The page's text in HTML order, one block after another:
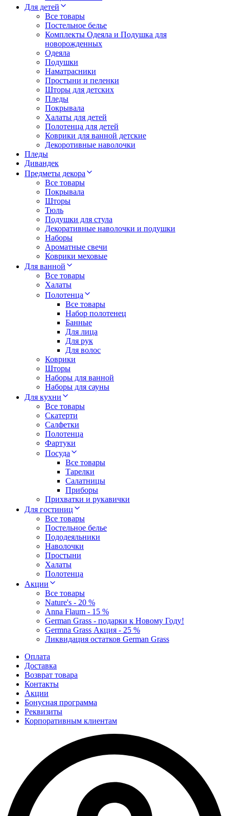
Для детей
Все товары
Постельное белье
Комплекты Одеяла и Подушка для
новорожденных
Одеяла
Подушки
Наматрасники
Простыни и пеленки
Шторы для детских
Пледы
Покрывала
Халаты для детей
Полотенца для детей
Коврики для ванной детские
Декоротивные наволочки
Пледы
Дивандек
Предметы декора
Все товары
Покрывала
Шторы
Тюль
Подушки для стула
Декоративные наволочки и подушки
Наборы
Ароматные свечи
Коврики меховые
Для ванной
Все товары
Халаты
Полотенца
Все товары
Набор полотенец
Банные
Для лица
Для рук
Для волос
Коврики
Шторы
Наборы для ванной
Наборы для сауны
Для кухни
Все товары
Скатерти
Салфетки
Полотенца
Фартуки
Посуда
Все товары
Тарелки
Салатницы
Приборы
Прихватки и рукавички
Для гостиниц
Все товары
Постельное белье
Пододеяльники
Наволочки
Простыни
Халаты
Полотенца
Акции
Все товары
Nature's - 20 %
Anna Flaum - 15 %
German Grass - подарки к Новому Году!
Germna Grass Акция - 25 %
Ликвидация остатков German Grass
Оплата
Доставка
Возврат товара
Контакты
Акции
Бонусная программа
Реквизиты
Корпоративным клиентам